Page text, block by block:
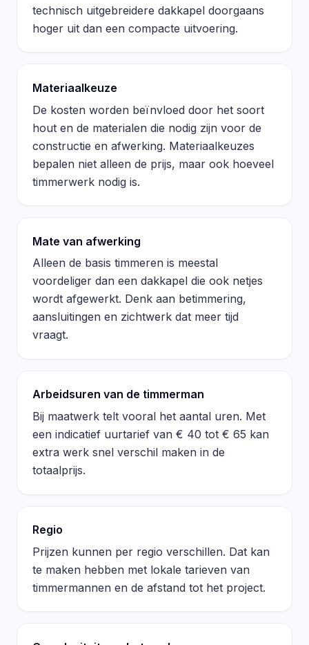
technisch uitgebreidere dakkapel doorgaans
hoger uit dan een compacte uitvoering.
Materiaalkeuze
De kosten worden beïnvloed door het soort
hout en de materialen die nodig zijn voor de
constructie en afwerking. Materiaalkeuzes
bepalen niet alleen de prijs, maar ook hoeveel
timmerwerk nodig is.
Mate van afwerking
Alleen de basis timmeren is meestal
voordeliger dan een dakkapel die ook netjes
wordt afgewerkt. Denk aan betimmering,
aansluitingen en zichtwerk dat meer tijd
vraagt.
Arbeidsuren van de timmerman
Bij maatwerk telt vooral het aantal uren. Met
een indicatief uurtarief van € 40 tot € 65 kan
extra werk snel verschil maken in de
totaalprijs.
Regio
Prijzen kunnen per regio verschillen. Dat kan
te maken hebben met lokale tarieven van
timmermannen en de afstand tot het project.